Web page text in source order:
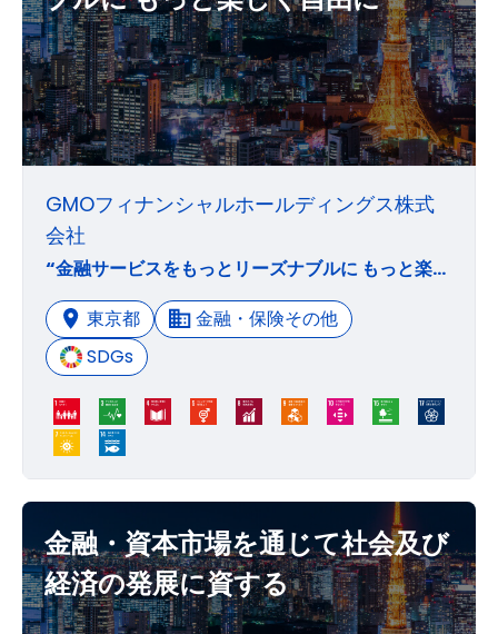
GMOフィナンシャルホールディングス株式
会社
“金融サービスをもっとリーズナブルに もっと楽しく自由に” 既存の概念に囚われず、仕組みを変えることで、 お客様にとって本当に価値のある金融サービスを提供し続ける。
東京都
金融・保険その他
SDGs
金融・資本市場を通じて社会及び
経済の発展に資する